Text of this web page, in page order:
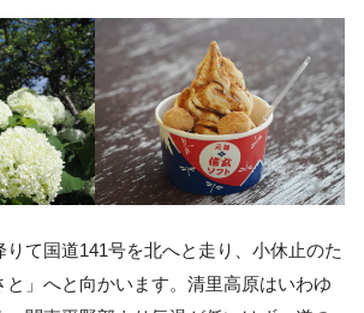
て国道141号を北へと走り、小休止のた
」へと向かいます。清里高原はいわゆ